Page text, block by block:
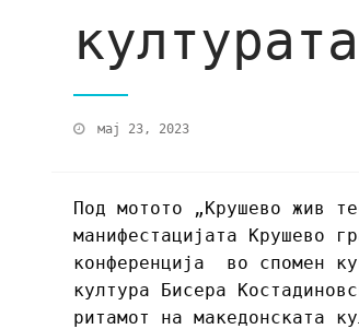
културата
мај 23, 2023
Под мотото „Крушево жив
манифестацијата Крушево
конференција во спомен
култура Бисера
ритамот на македонската